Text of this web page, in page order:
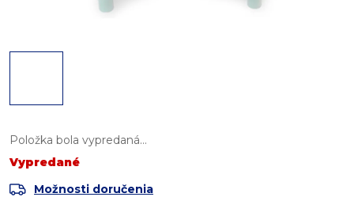
Položka bola vypredaná…
Vypredané
Možnosti doručenia